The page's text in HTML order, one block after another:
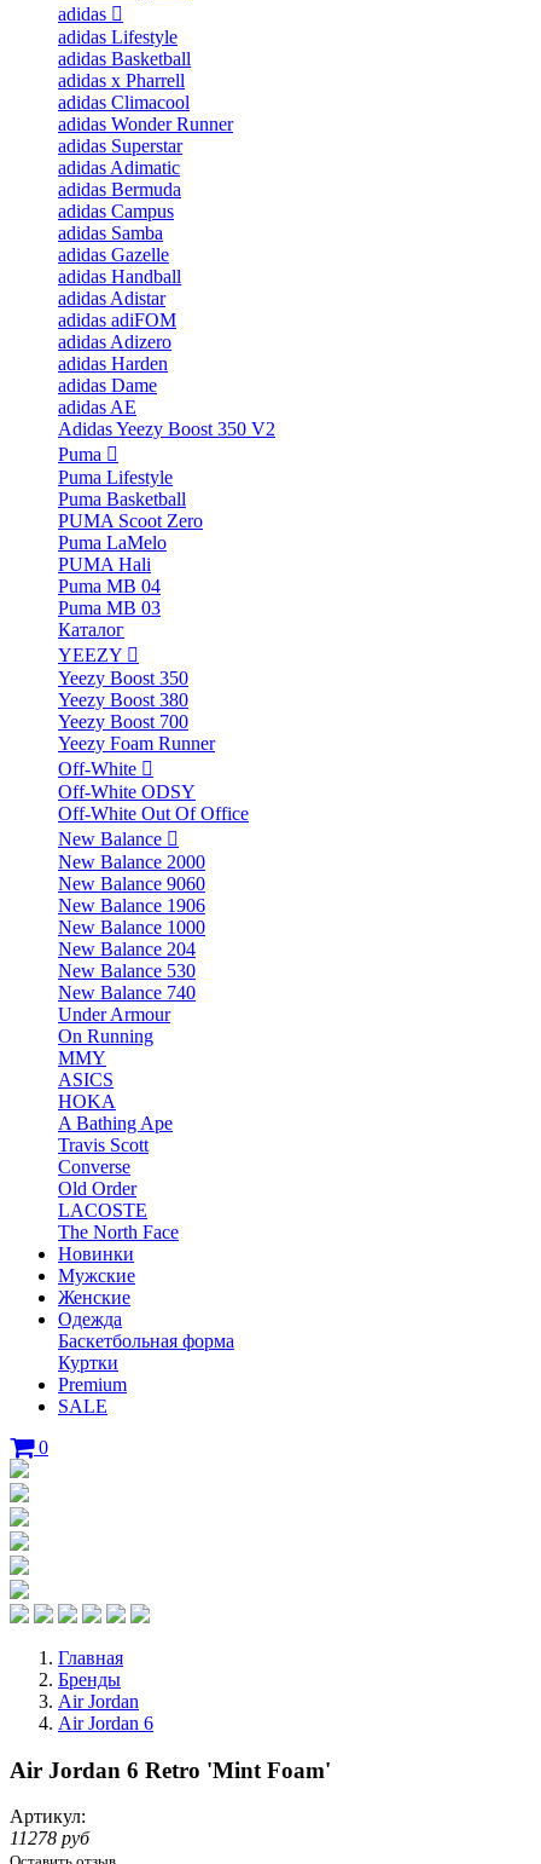
adidas
adidas Lifestyle
adidas Basketball
adidas x Pharrell
adidas Climacool
adidas Wonder Runner
adidas Superstar
adidas Adimatic
adidas Bermuda
adidas Campus
adidas Samba
adidas Gazelle
adidas Handball
adidas Adistar
adidas adiFOM
adidas Adizero
adidas Harden
adidas Dame
adidas AE
Adidas Yeezy Boost 350 V2
Puma
Puma Lifestyle
Puma Basketball
PUMA Scoot Zero
Puma LaMelo
PUMA Hali
Puma MB 04
Puma MB 03
Каталог
YEEZY
Yeezy Boost 350
Yeezy Boost 380
Yeezy Boost 700
Yeezy Foam Runner
Off-White
Off-White ODSY
Off-White Out Of Office
New Balance
New Balance 2000
New Balance 9060
New Balance 1906
New Balance 1000
New Balance 204
New Balance 530
New Balance 740
Under Armour
On Running
MMY
ASICS
HOKA
A Bathing Ape
Travis Scott
Converse
Old Order
LACOSTE
The North Face
Новинки
Мужские
Женские
Одежда
Баскетбольная форма
Куртки
Premium
SALE
0
Главная
Бренды
Air Jordan
Air Jordan 6
Air Jordan 6 Retro 'Mint Foam'
Артикул:
11278 руб